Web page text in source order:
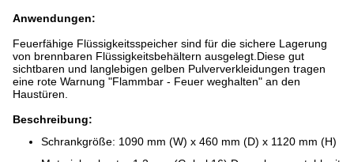
Anwendungen:
Feuerfähige Flüssigkeitsspeicher sind für die sichere Lagerung
von brennbaren Flüssigkeitsbehältern ausgelegt.Diese gut
sichtbaren und langlebigen gelben Pulververkleidungen tragen
eine rote Warnung "Flammbar - Feuer weghalten" an den
Haustüren.
Beschreibung:
Schrankgröße: 1090 mm (W) x 460 mm (D) x 1120 mm (H)